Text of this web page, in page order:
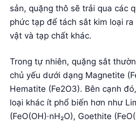
sản, quặng thô sẽ trải qua các
phức tạp để tách sắt kim loại ra
vật và tạp chất khác.
Trong tự nhiên, quặng sắt
chủ yếu dưới dạng Magnetite
Hematite (Fe2O3). Bên cạnh
loại khác ít phổ biến hơn như
(FeO(OH)·nH₂O), Goethite